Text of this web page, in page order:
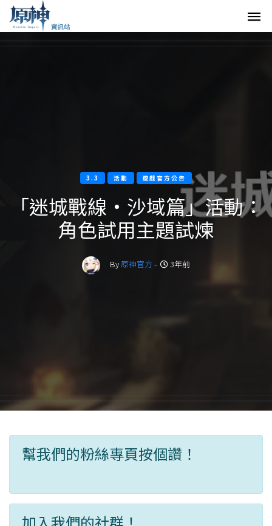
3.3 活動 遊戲官方公告
「迷城戰線·沙域篇」活動：
角色試用主題試煉
By原神官方- 3年前
幫我們的粉絲專頁按個讚！